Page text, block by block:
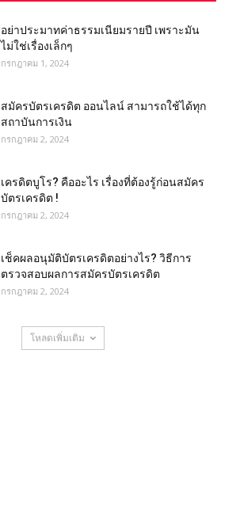
อย่าประมาทค่าธรรมเนียมรายปี เพราะมัน
ไม่ใช่เรื่องเล็กๆ
กรกฎาคม 1, 2024
สมัครบัตรเครดิต ออนไลน์ สามารถใช้ได้ทุก
สถาบันการเงิน
กรกฎาคม 2, 2024
เครดิตบูโร? คืออะไร เรื่องที่ต้องรู้ก่อนสมัคร
บัตรเครดิต !
กรกฎาคม 2, 2024
เช็คผลอนุมัติบัตรเครดิตอย่างไร? วิธีการ
ตรวจสอบผลการสมัครบัตรเครดิต
กรกฎาคม 2, 2024
โหลดเพิ่มเติม